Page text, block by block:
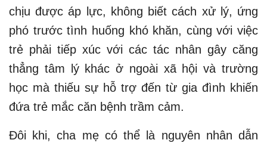
chịu được áp lực, không biết cách xử lý, ứng
phó trước tình huống khó khăn, cùng với việc
trẻ phải tiếp xúc với các tác nhân gây căng
thẳng tâm lý khác ở ngoài xã hội và trường
học mà thiếu sự hỗ trợ đến từ gia đình khiến
đứa trẻ mắc căn bệnh trầm cảm.
Đôi khi, cha mẹ có thể là nguyên nhân dẫn